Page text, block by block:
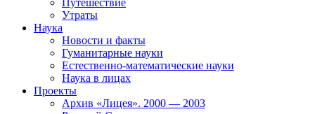
Путешествие
Утраты
Наука
Новости и факты
Гуманитарные науки
Естественно-математические науки
Наука в лицах
Проекты
Архив «Лицея». 2000 — 2003